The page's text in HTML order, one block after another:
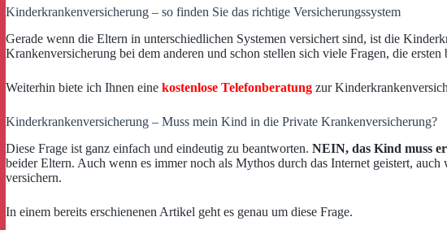
Kinderkrankenversicherung – so finden Sie das richtige Versicherungssystem
Gerade wenn die Eltern in unterschiedlichen Systemen versichert sind, ist die
Krankenversicherung bei dem anderen und schon stellen sich viele Fragen, die
Weiterhin biete ich Ihnen eine kostenlose Telefonberatung zur
Kinderkrankenversicherung – Muss mein Kind in die Private Krankenversicherung?
Diese Frage ist ganz einfach und eindeutig zu beantworten. NEIN, das Kind muss
beider Eltern. Auch wenn es immer noch als Mythos durch das Internet geistert,
versichern.
In einem bereits erschienenen Artikel geht es genau um diese Frage.